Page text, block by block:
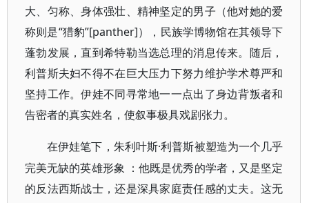
大、匀称、身体强壮、精神坚定的男子（他对她的爱
称则是“猎豹”[panther]），民族学博物馆在其领导下
蓬勃发展，直到希特勒当选总理的消息传来。随后，
利普斯夫妇不得不在巨大压力下努力维护学术尊严和
坚持工作。伊娃不同寻常地一一点出了身边背叛者和
告密者的真实姓名，使叙事极具戏剧张力。
在伊娃笔下，朱利叶斯·利普斯被塑造为一个几乎
完美无缺的英雄形象
：他既是优秀的学者，又是坚定
的反法西斯战士，还是深具家庭责任感的丈夫。这无